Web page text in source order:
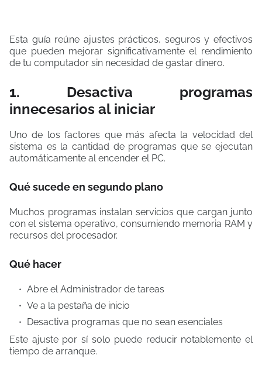
Esta guía reúne ajustes prácticos, seguros y efectivos
que pueden mejorar significativamente el rendimiento
de tu computador sin necesidad de gastar dinero.
1. Desactiva programas
innecesarios al iniciar
Uno de los factores que más afecta la velocidad del
sistema es la cantidad de programas que se ejecutan
automáticamente al encender el PC.
Qué sucede en segundo plano
Muchos programas instalan servicios que cargan junto
con el sistema operativo, consumiendo memoria RAM y
recursos del procesador.
Qué hacer
Abre el Administrador de tareas
Ve a la pestaña de inicio
Desactiva programas que no sean esenciales
Este ajuste por sí solo puede reducir notablemente el
tiempo de arranque.